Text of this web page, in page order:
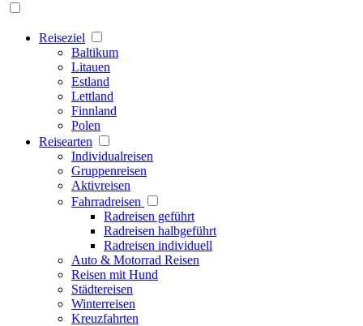
Reiseziel
Baltikum
Litauen
Estland
Lettland
Finnland
Polen
Reisearten
Individualreisen
Gruppenreisen
Aktivreisen
Fahrradreisen
Radreisen geführt
Radreisen halbgeführt
Radreisen individuell
Auto & Motorrad Reisen
Reisen mit Hund
Städtereisen
Winterreisen
Kreuzfahrten